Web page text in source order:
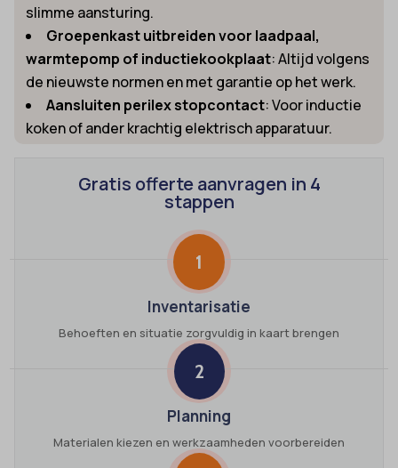
slimme aansturing.
Groepenkast uitbreiden voor laadpaal,
warmtepomp of inductiekookplaat: Altijd volgens
de nieuwste normen en met garantie op het werk.
Aansluiten perilex stopcontact: Voor inductie
koken of ander krachtig elektrisch apparatuur.
Gratis offerte aanvragen in 4
stappen
1
Inventarisatie
Behoeften en situatie zorgvuldig in kaart brengen
2
Planning
Materialen kiezen en werkzaamheden voorbereiden